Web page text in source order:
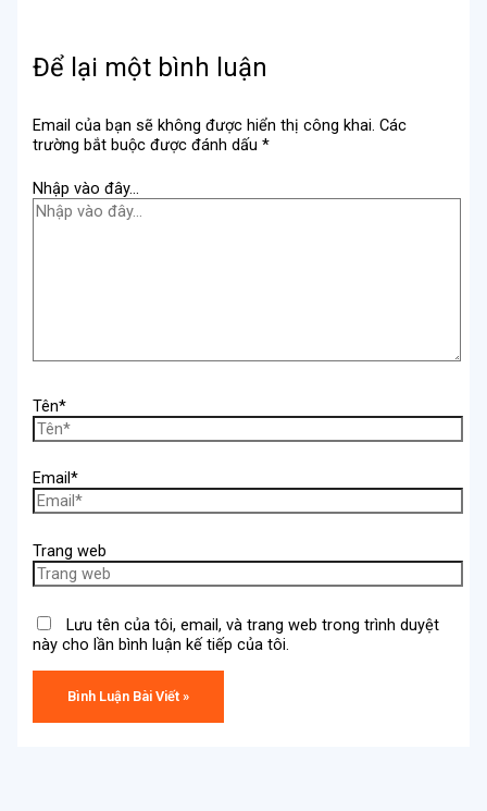
Để lại một bình luận
Email của bạn sẽ không được hiển thị công khai. Các
trường bắt buộc được đánh dấu*
Nhập vào đây...
Tên*
Email*
Trang web
Lưu tên của tôi, email, và trang web trong trình duyệt
này cho lần bình luận kế tiếp của tôi.